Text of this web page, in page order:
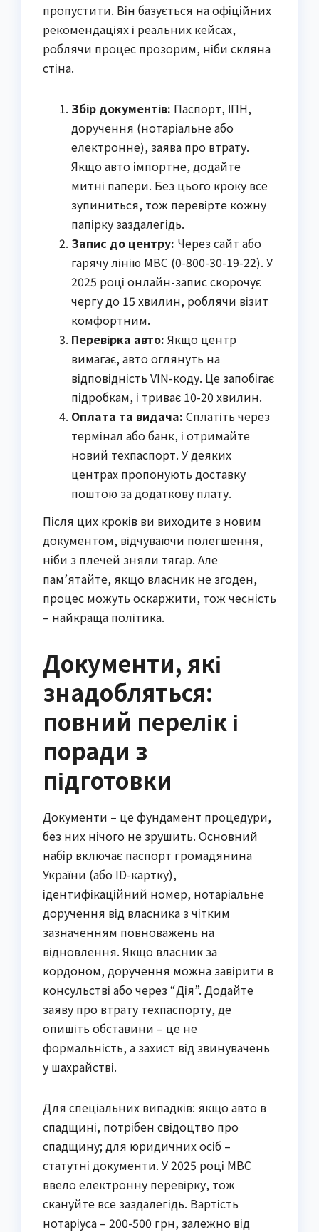
пропустити. Він базується на офіційних
рекомендаціях і реальних кейсах,
роблячи процес прозорим, ніби скляна
стіна.
Збір документів: Паспорт, ІПН,
доручення (нотаріальне або
електронне), заява про втрату.
Якщо авто імпортне, додайте
митні папери. Без цього кроку все
зупиниться, тож перевірте кожну
папірку заздалегідь.
Запис до центру: Через сайт або
гарячу лінію МВС (0-800-30-19-22). У
2025 році онлайн-запис скорочує
чергу до 15 хвилин, роблячи візит
комфортним.
Перевірка авто: Якщо центр
вимагає, авто оглянуть на
відповідність VIN-коду. Це запобігає
підробкам, і триває 10-20 хвилин.
Оплата та видача: Сплатіть через
термінал або банк, і отримайте
новий техпаспорт. У деяких
центрах пропонують доставку
поштою за додаткову плату.
Після цих кроків ви виходите з новим
документом, відчуваючи полегшення,
ніби з плечей зняли тягар. Але
пам’ятайте, якщо власник не згоден,
процес можуть оскаржити, тож чесність
– найкраща політика.
Документи, які
знадобляться:
повний перелік і
поради з
підготовки
Документи – це фундамент процедури,
без них нічого не зрушить. Основний
набір включає паспорт громадянина
України (або ID-картку),
ідентифікаційний номер, нотаріальне
доручення від власника з чітким
зазначенням повноважень на
відновлення. Якщо власник за
кордоном, доручення можна завірити в
консульстві або через “Дія”. Додайте
заяву про втрату техпаспорту, де
опишіть обставини – це не
формальність, а захист від звинувачень
у шахрайстві.
Для спеціальних випадків: якщо авто в
спадщині, потрібен свідоцтво про
спадщину; для юридичних осіб –
статутні документи. У 2025 році МВС
ввело електронну перевірку, тож
скануйте все заздалегідь. Вартість
нотаріуса – 200-500 грн, залежно від